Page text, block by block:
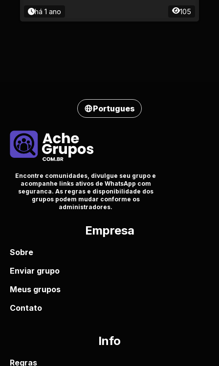
há 1 ano 105
Portugues
Encontre comunidades, divulgue seu grupo e
acompanhe links ativos de WhatsApp com
seguranca. As regras e disponibilidade dos
grupos podem mudar conforme os
administradores.
Empresa
Sobre
Enviar grupo
Meus grupos
Contato
Info
Regras